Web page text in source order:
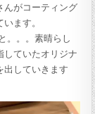
んがコーティング
ます。
。。。素晴らし
していたオリジナ
出していきます